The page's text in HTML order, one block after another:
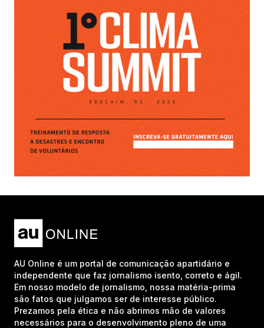
AU Online é um portal de comunicação apartidário e
independente que faz jornalismo isento, correto e ágil.
Em nosso modelo de jornalismo, nossa matéria-prima
são fatos que julgamos ser de interesse público.
Prezamos pela ética e não abrimos mão de valores
necessários para o desenvolvimento pleno de uma